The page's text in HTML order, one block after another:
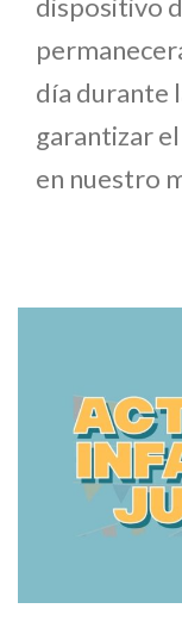
dispositivo
día durante
garantizar
en nuestro